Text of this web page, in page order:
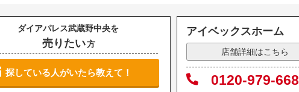
ダイアパレス武蔵野中央を
売りたい方
探している人がいたら教えて！
アイベックスホーム
店舗詳細はこちら
0120-979-668